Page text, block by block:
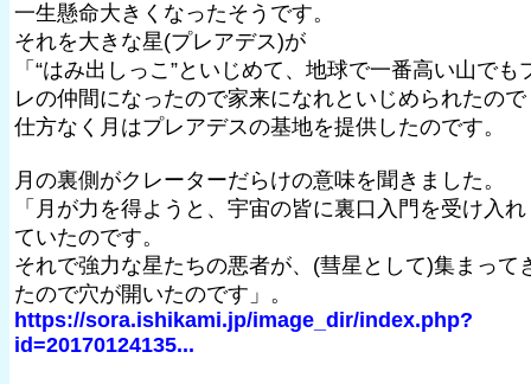
一生懸命大きくなったそうです。
それを大きな星(プレアデス)が
「“はみ出しっこ”といじめて、地球で一番高い山でも
レの仲間になったので家来になれといじめられたので
仕方なく月はプレアデスの基地を提供したのです。
月の裏側がクレーターだらけの意味を聞きました。
「月が力を得ようと、宇宙の皆に裏口入門を受け入れ
ていたのです。
それで強力な星たちの悪者が、(彗星として)集まって
たので穴が開いたのです」。
https://sora.ishikami.jp/image_dir/index.php?
id=20170124135...